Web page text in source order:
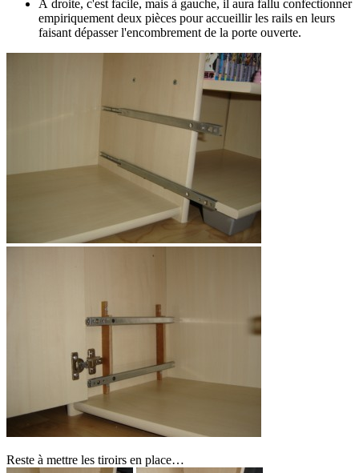
À droite, c'est facile, mais à gauche, il aura fallu confectionner
empiriquement deux pièces pour accueillir les rails en leurs
faisant dépasser l'encombrement de la porte ouverte.
Reste à mettre les tiroirs en place…